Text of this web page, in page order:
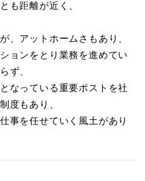
も距離が近く、
、アットホームさもあり、
ョンをとり業務を進めてい
ず、
なっている重要ポストを社
度もあり、
事を任せていく風土があり